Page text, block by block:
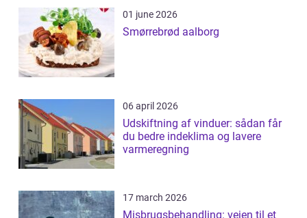
01 june 2026
Smørrebrød aalborg
06 april 2026
Udskiftning af vinduer: sådan får
du bedre indeklima og lavere
varmeregning
17 march 2026
Misbrugsbehandling: vejen til et